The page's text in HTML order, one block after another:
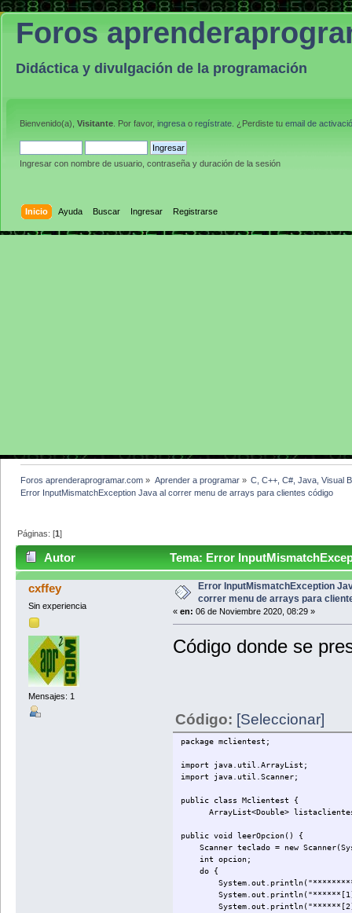
Foros
Didáctica y divulgación de la programación
Bienvenido(a), Visitante . Por favor, ingresa o regístrate . ¿Perdiste tu email de
Ingresar con nombre de usuario, contraseña y duración de la sesión
Inicio Ayuda Buscar Ingresar Registrarse
Foros aprenderaprogramar.com » Aprender a programar» C, C++, C#, Java, Visual
Error InputMismatchException Java al correr menu de arrays para clientes código
Páginas: [1]
Autor
Tema: Error
código (Leído 3286 veces)
cxffey
Sin experiencia
Mensajes: 1
Error InputMismatchException
correr menu de arrays para
« en: 06 de Noviembre 2020, 08:29 »
Código donde se
Código: [Seleccionar]
package mclientest;
import java.util.ArrayList;
import java.util.Scanner;
public class Mclientest {
ArrayList<Double>
public void leerOpcion() {
Scanner teclado = new
int opcion;
do {
System.out.println("******[1]
System.out.println("******[2]